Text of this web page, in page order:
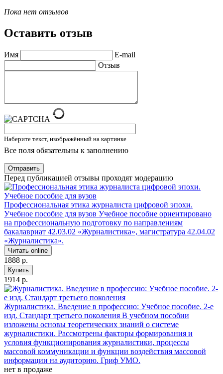
Пока нет отзывов
Оставить отзыв
Имя
E-mail
Отзыв
Наберите текст, изображённый на картинке
Все поля обязательны к заполнению
Отправить
Перед публикацией отзывы проходят модерацию
Профессиональная этика журналиста цифровой эпохи.
Учебное пособие для вузов Учебное пособие ориентировано
на профессиональную подготовку по направлениям
бакалавриат 42.03.02 «Журналистика», магистратура 42.04.02
«Журналистика».
Читать online
1888 р.
Купить
1914 р.
Журналистика. Введение в профессию: Учебное пособие. 2-е
изд. Стандарт третьего поколения В учебном пособии
изложены основы теоретических знаний о системе
журналистики. Рассмотрены факторы формирования и
условия функционирования журналистики, процессы
массовой коммуникации и функции воздействия массовой
информации на аудиторию. Гриф УМО.
нет в продаже